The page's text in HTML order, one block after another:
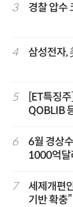
3 경찰 압수
4 삼성전자,
5
[ET특징
QOBLIB
6
6월 경상
1000억달
7
세제개편
기반 확충”